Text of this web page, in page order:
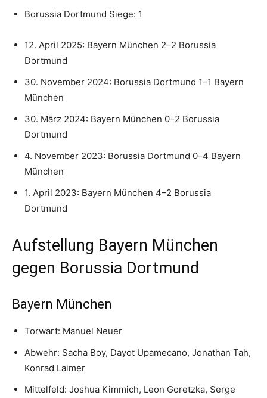
Borussia Dortmund Siege: 1
12. April 2025: Bayern München 2–2 Borussia
Dortmund
30. November 2024: Borussia Dortmund 1–1 Bayern
München
30. März 2024: Bayern München 0–2 Borussia
Dortmund
4. November 2023: Borussia Dortmund 0–4 Bayern
München
1. April 2023: Bayern München 4–2 Borussia
Dortmund
Aufstellung Bayern München
gegen Borussia Dortmund
Bayern München
Torwart: Manuel Neuer
Abwehr: Sacha Boy, Dayot Upamecano, Jonathan Tah,
Konrad Laimer
Mittelfeld: Joshua Kimmich, Leon Goretzka, Serge